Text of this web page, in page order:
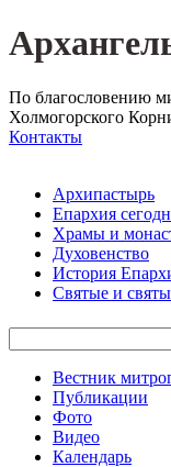
По благословению
Холмогорского
Контакты
Архипастырь
Епархия
Храмы и
Духовенство
История
Святые и
Вестник
Публикации
Фото
Видео
Календарь